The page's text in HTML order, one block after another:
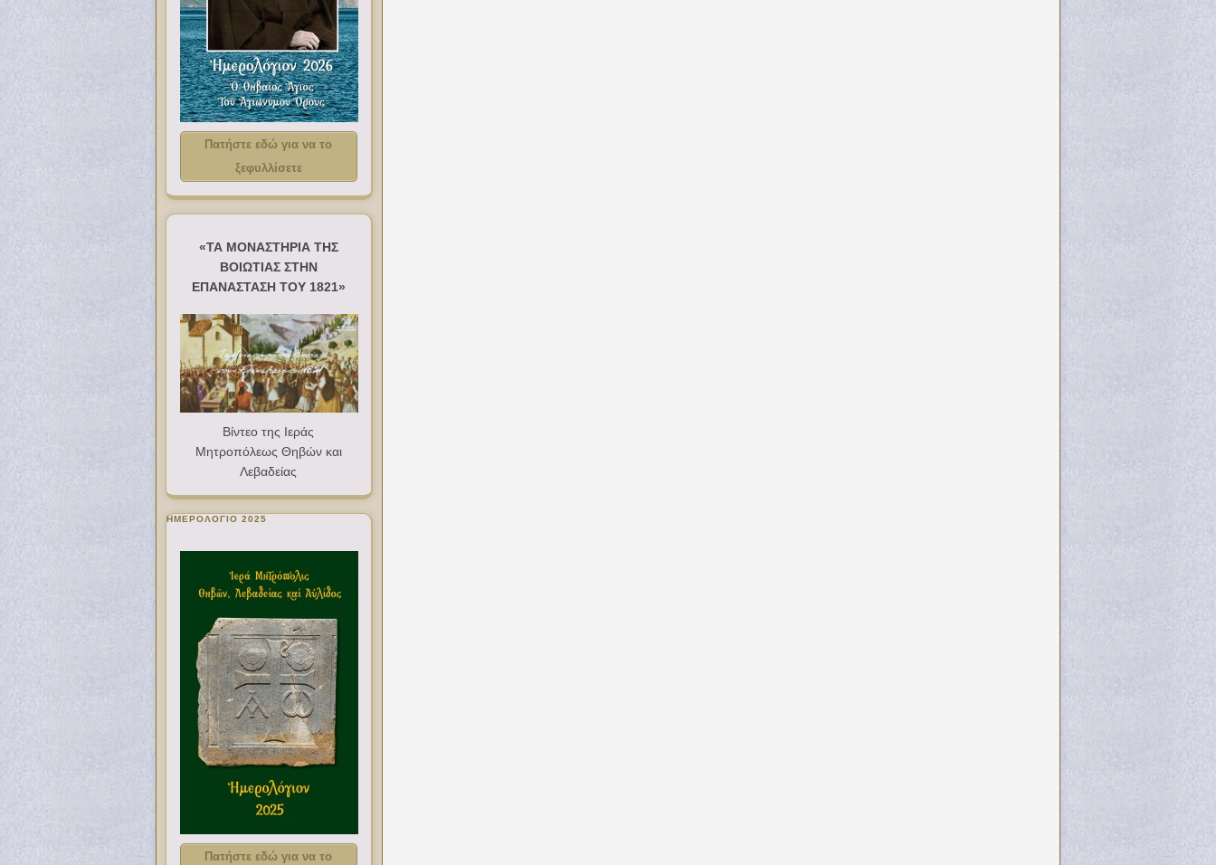
Πατήστε εδώ για να το
ξεφυλλίσετε
«ΤΑ ΜΟΝΑΣΤΗΡΙΑ ΤΗΣ
ΒΟΙΩΤΙΑΣ ΣΤΗΝ
ΕΠΑΝΑΣΤΑΣΗ ΤΟΥ 1821»
Βίντεο της Ιεράς
Μητροπόλεως Θηβών και
Λεβαδείας
ΗΜΕΡΟΛΟΓΙΟ 2025
Πατήστε εδώ για να το